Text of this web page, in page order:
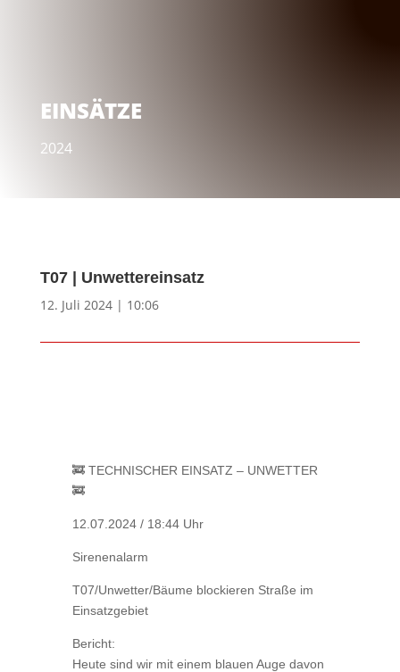
EINSÄTZE
2024
T07 | Unwettereinsatz
12. Juli 2024 | 10:06
🚒 TECHNISCHER EINSATZ – UNWETTER
🚒
12.07.2024 / 18:44 Uhr
Sirenenalarm
T07/Unwetter/Bäume blockieren Straße im
Einsatzgebiet
Bericht:
Heute sind wir mit einem blauen Auge davon